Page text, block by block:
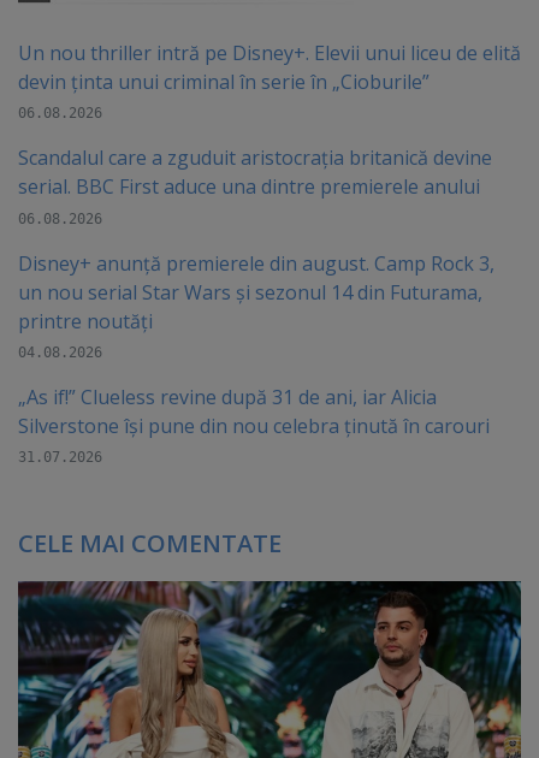
Un nou thriller intră pe Disney+. Elevii unui liceu de elită
devin ținta unui criminal în serie în „Cioburile”
06.08.2026
Scandalul care a zguduit aristocrația britanică devine
serial. BBC First aduce una dintre premierele anului
06.08.2026
Disney+ anunță premierele din august. Camp Rock 3,
un nou serial Star Wars și sezonul 14 din Futurama,
printre noutăți
04.08.2026
„As if!” Clueless revine după 31 de ani, iar Alicia
Silverstone își pune din nou celebra ținută în carouri
31.07.2026
CELE MAI COMENTATE